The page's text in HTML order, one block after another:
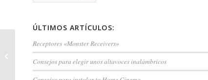
ÚLTIMOS ARTÍCULOS:
Receptores «Monster Receivers»
Consejos para elegir unos altavoces inalámbricos
CAMBRIDGE AX A25